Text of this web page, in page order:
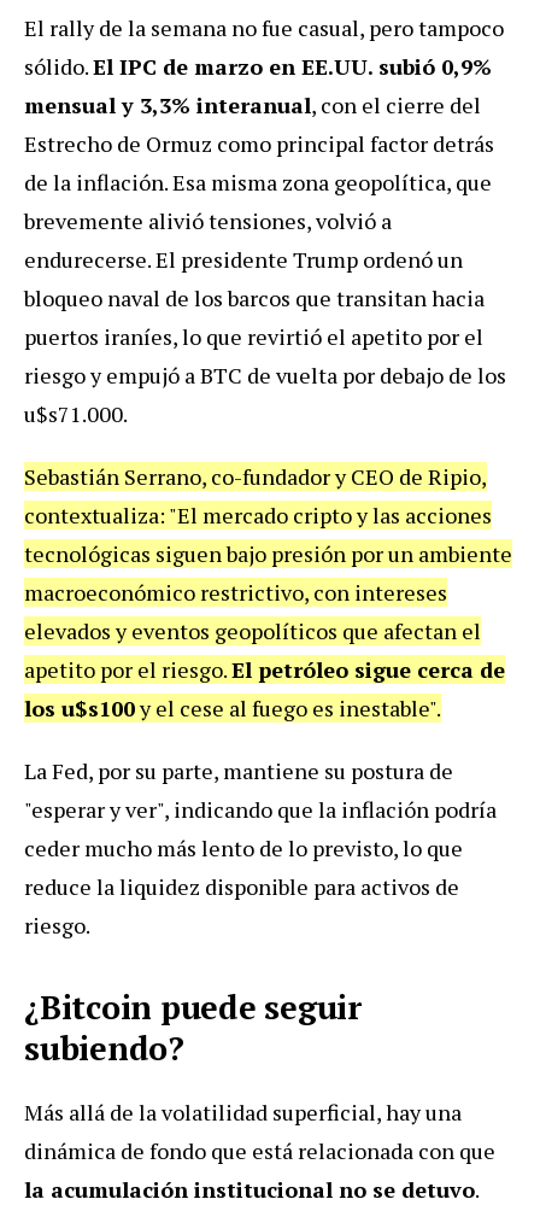
El rally de la semana no fue casual, pero tampoco
sólido.El IPC de marzo en EE.UU. subió 0,9%
mensual y 3,3% interanual, con el cierre del
Estrecho de Ormuz como principal factor detrás
de la inflación. Esa misma zona geopolítica, que
brevemente alivió tensiones, volvió a
endurecerse. El presidente Trump ordenó un
bloqueo naval de los barcos que transitan hacia
puertos iraníes, lo que revirtió el apetito por el
riesgo y empujó a BTC de vuelta por debajo de los
u$s71.000.
Sebastián Serrano, co-fundador y CEO de Ripio,
contextualiza: "El mercado cripto y las acciones
tecnológicas siguen bajo presión por un ambiente
macroeconómico restrictivo, con intereses
elevados y eventos geopolíticos que afectan el
apetito por el riesgo.El petróleo sigue cerca de
los u$s100y el cese al fuego es inestable".
La Fed, por su parte, mantiene su postura de
"esperar y ver", indicando que la inflación podría
ceder mucho más lento de lo previsto, lo que
reduce la liquidez disponible para activos de
riesgo.
¿Bitcoin puede seguir
subiendo?
Más allá de la volatilidad superficial, hay una
dinámica de fondo que está relacionada con que
la acumulación institucional no se detuvo.